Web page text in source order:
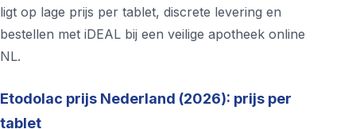
ligt op lage prijs per tablet, discrete levering en
bestellen met iDEAL bij een veilige apotheek online
NL.
Etodolac prijs Nederland (2026): prijs per
tablet